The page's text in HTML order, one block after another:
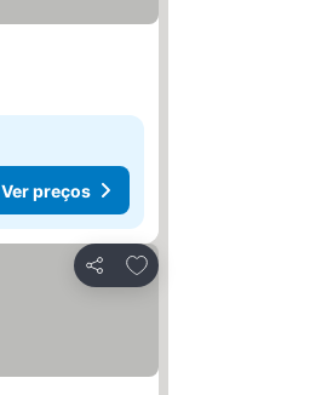
Ver preços
Partilhar
Adicionar aos favoritos